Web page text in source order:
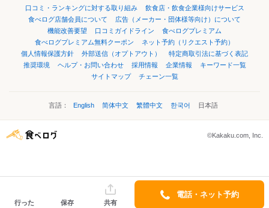
口コミ・ランキングに対する取り組み
飲食店・飲食企業様向けサービス
食べログ店舗会員について
広告（メーカー・団体様等向け）について
機能改善要望
口コミガイドライン
食べログプレミアム
食べログプレミアム無料クーポン
ネット予約（リクエスト予約）
個人情報保護方針
外部送信（オプトアウト）
特定商取引法に基づく表記
推奨環境
ヘルプ・お問い合わせ 採用情報 企業情報
キーワード一覧
サイトマップ
チェーン一覧
言語： English 简体中文 繁體中文 한국어 日本語
©Kakaku.com, Inc.
行った 保存 共有
電話・ネット予約